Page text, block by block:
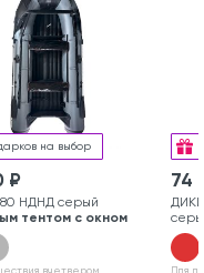
на выбор
₽
НДНД серый
тентом с окном
74